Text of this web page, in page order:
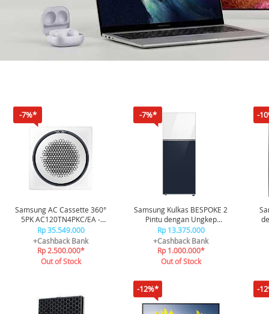
-7%*
Samsung AC Cassette 360°
5PK AC120TN4PKC/EA -
White
Rp 35.549.000
+Cashback Bank
Rp 2.500.000*
Out of Stock
-7%*
Samsung Kulkas BESPOKE 2
Pintu dengan Ungkep
Compartment 348L Clean
RT35CB56408ASE -
White/Clean Navy
Rp 13.375.000
+Cashback Bank
Rp 1.000.000*
Out of Stock
-
-12%* -